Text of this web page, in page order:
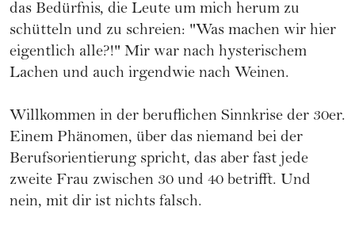
das Bedürfnis, die Leute um mich herum zu
schütteln und zu schreien: "Was machen wir hier
eigentlich alle?!" Mir war nach hysterischem
Lachen und auch irgendwie nach Weinen.
Willkommen in der beruflichen Sinnkrise der 30er.
Einem Phänomen, über das niemand bei der
Berufsorientierung spricht, das aber fast jede
zweite Frau zwischen 30 und 40 betrifft. Und
nein, mit dir ist nichts falsch.